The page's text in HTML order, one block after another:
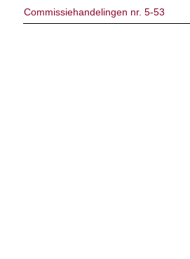
Commissiehandelingen nr. 5-53